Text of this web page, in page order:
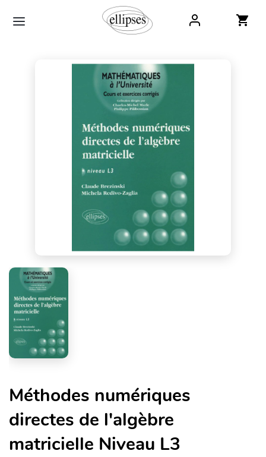
Méthodes numériques
directes de l'algèbre
matricielle Niveau L3